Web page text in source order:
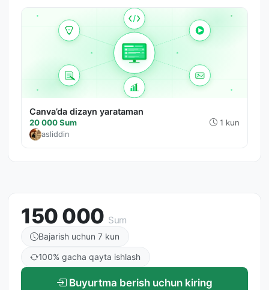
Canva’da dizayn yarataman
20 000 Sum 1 kun
asliddin
150 000 Sum
Bajarish uchun 7 kun
100% gacha qayta ishlash
Buyurtma berish uchun kiring